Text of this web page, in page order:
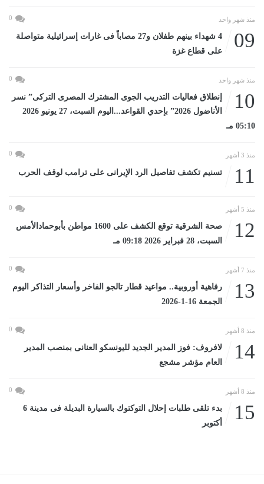
منذ شهر واحد 0
09
4 شهداء بينهم طفلان و27 مصاباً فى غارات إسرائيلية متواصلة
على قطاع غزة
منذ شهر واحد 0
10
إنطلاق فعاليات التدريب الجوى المشترك المصرى التركى” نسر
الأناضول 2026” بإحدي القواعد...اليوم السبت، 27 يونيو 2026
05:10 مـ
منذ 3 أشهر 0
11 تسنيم تكشف تفاصيل الرد الإيرانى على ترامب لوقف الحرب
منذ 5 أشهر 0
12
صحة الشرقية توقع الكشف على 1600 مواطن بأبوحمادالأمس
السبت، 28 فبراير 2026 09:18 مـ
منذ 7 أشهر 0
13
رفاهية أوروبية.. مواعيد قطار تالجو الفاخر وأسعار التذاكر اليوم
الجمعة 16-1-2026
منذ 8 أشهر 0
14
لافروف: فوز المدير الجديد لليونسكو العنانى بمنصب المدير
العام مؤشر مشجع
منذ 8 أشهر 0
15
بدء تلقى طلبات إحلال التوكتوك بالسيارة البديلة فى مدينة 6
أكتوبر